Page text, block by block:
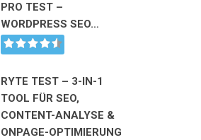
PRO TEST –
WORDPRESS SEO…
RYTE TEST – 3-IN-1
TOOL FÜR SEO,
CONTENT-ANALYSE &
ONPAGE-OPTIMIERUNG